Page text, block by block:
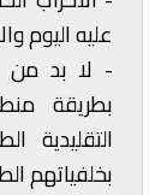
عليه اليوم
- لا بد من
بطريقة
التقليدية
بخلفياتهم